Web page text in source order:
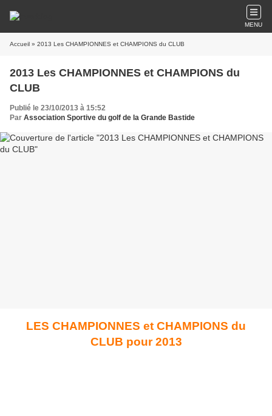
MENU
Accueil » 2013 Les CHAMPIONNES et CHAMPIONS du CLUB
2013 Les CHAMPIONNES et CHAMPIONS du
CLUB
Publié le 23/10/2013 à 15:52
Par Association Sportive du golf de la Grande Bastide
LES CHAMPIONNES et CHAMPIONS du
CLUB pour 2013